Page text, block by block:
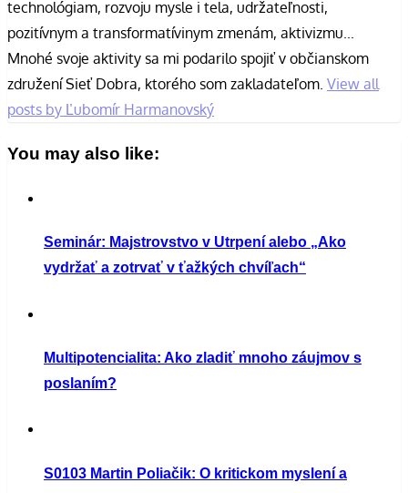
technológiam, rozvoju mysle i tela, udržateľnosti,
pozitívnym a transformatívinym zmenám, aktivizmu...
Mnohé svoje aktivity sa mi podarilo spojiť v občianskom
združení Sieť Dobra, ktorého som zakladateľom. View all
posts by Ľubomír Harmanovský
You may also like:
Seminár: Majstrovstvo v Utrpení alebo „Ako
vydržať a zotrvať v ťažkých chvíľach“
Multipotencialita: Ako zladiť mnoho záujmov s
poslaním?
S0103 Martin Poliačik: O kritickom myslení a